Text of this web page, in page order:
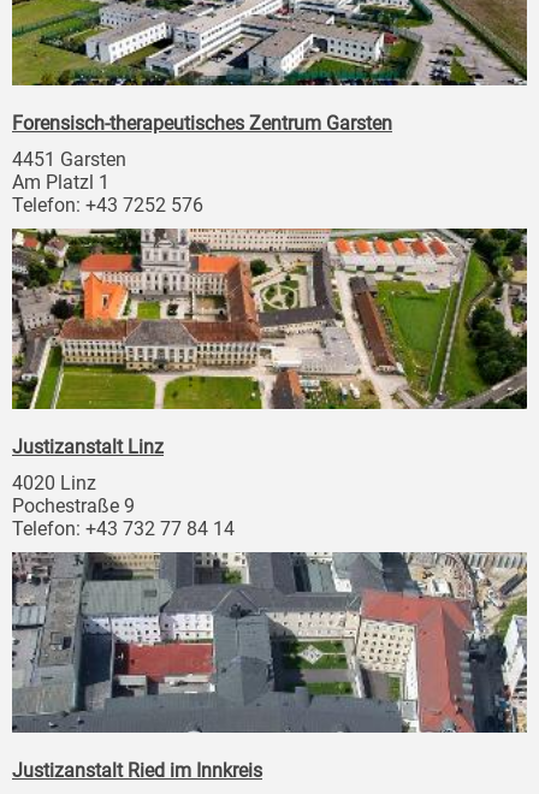
Forensisch-therapeutisches Zentrum Garsten
4451 Garsten
Am Platzl 1
Telefon: +43 7252 576
Justizanstalt Linz
4020 Linz
Pochestraße 9
Telefon: +43 732 77 84 14
Justizanstalt Ried im Innkreis